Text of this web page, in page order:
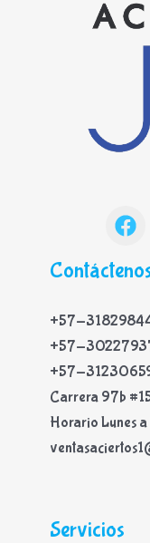
+57-
+57-
+57-
Carrera 97b
Horario Lunes
Servicios